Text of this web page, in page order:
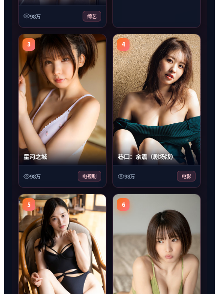
98万 综艺
3
星河之城
98万 电视剧
4
巷口：余震（剧场版）
98万 电影
5 6